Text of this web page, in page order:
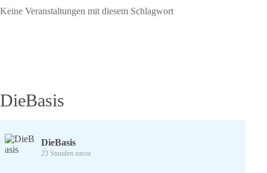
Keine Veranstaltungen mit diesem Schlagwort
DieBasis
DieBasis
23 Stunden zuvor